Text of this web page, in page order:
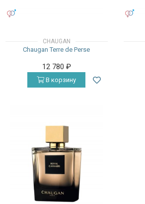
CHAUGAN
Chaugan Terre de Perse
12 780 ₽
В корзину